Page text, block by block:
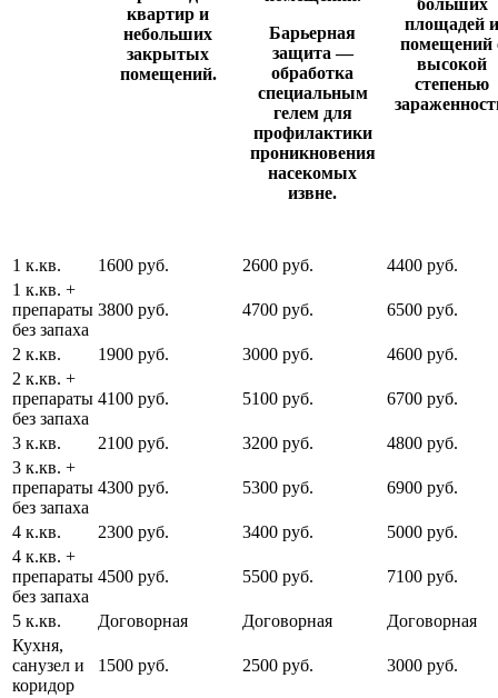
квартир и
небольших
закрытых
помещений.
Барьерная
защита—
обработка
специальным
гелем для
профилактики
проникновения
насекомых
извне.
больших
площадей и
помещений
высокой
степенью
1 к.кв. 1600 руб. 2600 руб.
4400 руб.
1 к.кв. +
препараты
без запаха
3800 руб. 4700 руб. 6500 руб.
2 к.кв. 1900 руб. 3000 руб.
4600 руб.
2 к.кв. +
препараты
без запаха
4100 руб. 5100 руб. 6700 руб.
3 к.кв. 2100 руб. 3200 руб.
4800 руб.
3 к.кв. +
препараты
без запаха
4300 руб. 5300 руб. 6900 руб.
4 к.кв. 2300 руб. 3400 руб.
5000 руб.
4 к.кв. +
препараты
без запаха
4500 руб. 5500 руб. 7100 руб.
5 к.кв. Договорная Договорная
Договорная
Кухня,
санузел и
коридор
1500 руб. 2500 руб. 3000 руб.